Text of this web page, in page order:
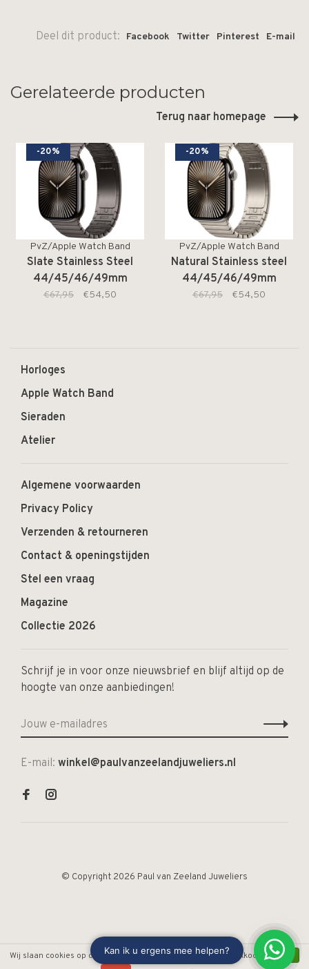
Deel dit product: Facebook Twitter Pinterest E-mail
Gerelateerde producten
Terug naar homepage
-20%
PvZ/Apple Watch Band
Slate Stainless Steel
44/45/46/49mm
€67,95 €54,50
-20%
PvZ/Apple Watch Band
Natural Stainless steel
44/45/46/49mm
€67,95 €54,50
Horloges
Apple Watch Band
Sieraden
Atelier
Algemene voorwaarden
Privacy Policy
Verzenden & retourneren
Contact & openingstijden
Stel een vraag
Magazine
Collectie 2026
Schrijf je in voor onze nieuwsbrief en blijf altijd op de
hoogte van onze aanbiedingen!
E-mail: winkel@paulvanzeelandjuweliers.nl
© Copyright 2026 Paul van Zeeland Juweliers
Wij slaan cookies op om onze website te verbeteren. Is dat akkoord?
Ja